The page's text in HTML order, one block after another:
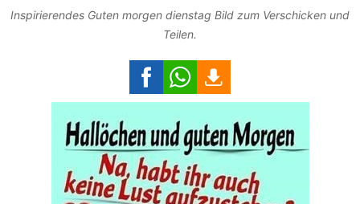
Inspirierendes Guten morgen dienstag Bild zum Verschicken und
Teilen.